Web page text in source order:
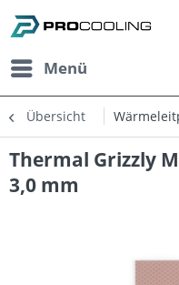
Menü
Übersicht
Thermal Grizzly
3,0 mm